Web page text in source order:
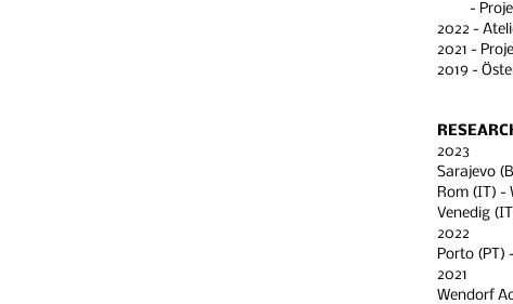
-
2022 -
2021 -
2019 -
2023
Sarajevo
Rom (IT) -
Venedig
2022
Porto (PT)
2021
Wendorf